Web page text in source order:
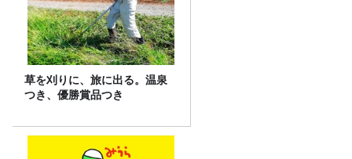
草を刈りに、旅に出る。温泉
つき、優勝賞品つき